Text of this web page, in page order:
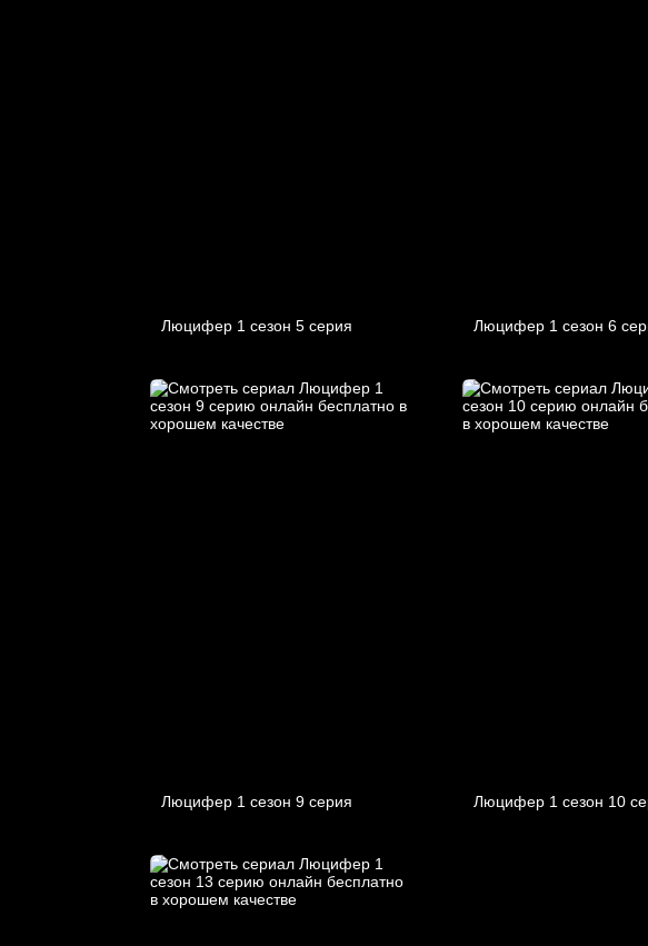
Люцифер 1 cезон 5 cерия Люцифер 1 cезон 6
Люцифер 1 cезон 9 cерия Люцифер 1 cезон 10